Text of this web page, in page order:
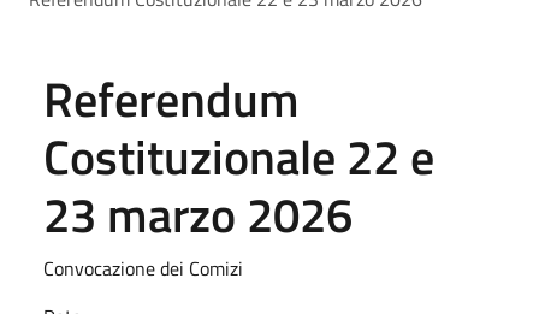
Referendum
Costituzionale 22 e
23 marzo 2026
Convocazione dei Comizi